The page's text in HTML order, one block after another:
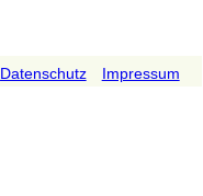
Datenschutz Impressum